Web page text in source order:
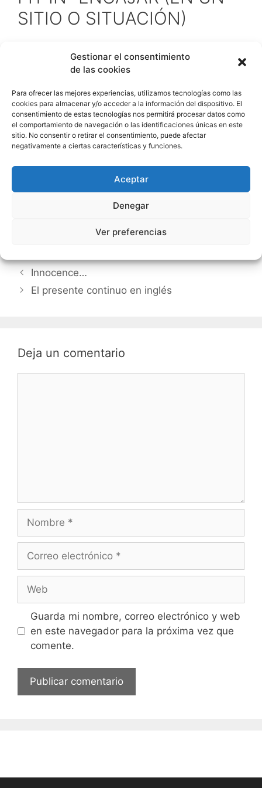
Gestionar el consentimiento
de las cookies
Para ofrecer las mejores experiencias, utilizamos tecnologías como las
cookies para almacenar y/o acceder a la información del dispositivo. El
consentimiento de estas tecnologías nos permitirá procesar datos como
el comportamiento de navegación o las identificaciones únicas en este
sitio. No consentir o retirar el consentimiento, puede afectar
negativamente a ciertas características y funciones.
Aceptar
Denegar
Ver preferencias
SITIO O SITUACIÓN)
Navegación
de
entradas
Innocence…
El presente continuo en inglés
Deja un comentario
electrónico
Guarda mi nombre, correo electrónico y web
en este navegador para la próxima vez que
comente.